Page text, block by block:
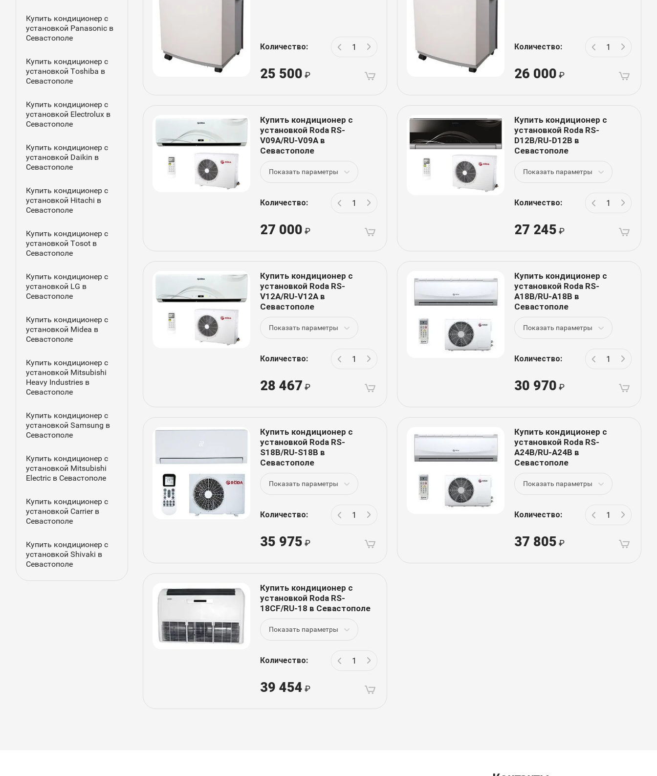
Купить кондиционер с
установкой Panasonic в
Севастополе
Купить кондиционер с
установкой Toshiba в
Севастополе
Купить кондиционер с
установкой Electrolux в
Севастополе
Купить кондиционер с
установкой Daikin в
Севастополе
Купить кондиционер с
установкой Hitachi в
Севастополе
Купить кондиционер с
установкой Tosot в
Севастополе
Купить кондиционер с
установкой LG в
Севастополе
Купить кондиционер с
установкой Midea в
Севастополе
Купить кондиционер с
установкой Mitsubishi
Heavy Industries в
Севастополе
Купить кондиционер с
установкой Samsung в
Севастополе
Купить кондиционер с
установкой Mitsubishi
Electric в Севастополе
Купить кондиционер с
установкой Carrier в
Севастополе
Купить кондиционер с
установкой Shivaki в
Севастополе
Количество:
25 500
Количество:
26 000
Купить кондиционер с
установкой Roda RS-
V09A/RU-V09A в
Севастополе
Показать параметры
Количество:
27 000
Купить кондиционер с
установкой Roda RS-
D12B/RU-D12B в
Севастополе
Показать параметры
Количество:
27 245
Купить кондиционер с
установкой Roda RS-
V12A/RU-V12A в
Севастополе
Показать параметры
Количество:
28 467
Купить кондиционер с
установкой Roda RS-
A18B/RU-A18B в
Севастополе
Показать параметры
Количество:
30 970
Купить кондиционер с
установкой Roda RS-
S18B/RU-S18B в
Севастополе
Показать параметры
Количество:
35 975
Купить кондиционер с
установкой Roda RS-
A24B/RU-A24B в
Севастополе
Показать параметры
Количество:
37 805
Купить кондиционер с
установкой Roda RS-
18CF/RU-18 в Севастополе
Показать параметры
Количество:
39 454